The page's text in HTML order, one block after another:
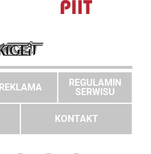
REKLAMA
REGULAMIN
SERWISU
KONTAKT